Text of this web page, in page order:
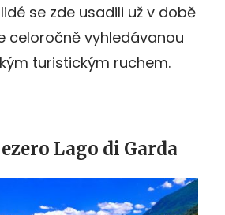
se zde usadili už v době
celoročně vyhledávanou
turistickým ruchem.
Lago di Garda